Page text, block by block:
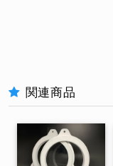
関連商品